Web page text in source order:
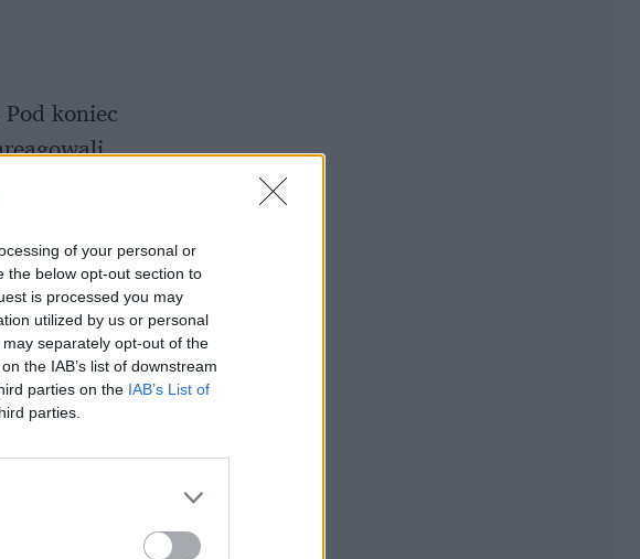
of your personal or
the below opt-out section to
is processed you may
utilized by us or personal
separately opt-out of the
the IAB’s list of downstream
parties on the IAB’s List of
parties.
koniec